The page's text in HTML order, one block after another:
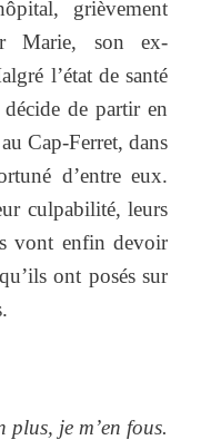
grièvement
Marie, son ex-
l’état de santé
de partir en
Cap-Ferret, dans
d’entre eux.
culpabilité, leurs
vont enfin devoir
ont posés sur
plus, je m’en fous.